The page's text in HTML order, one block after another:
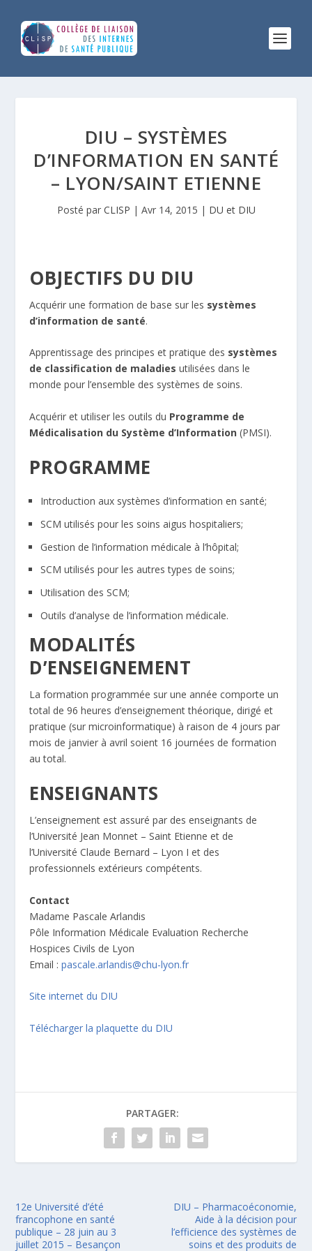
DIU – SYSTÈMES
D’INFORMATION EN SANTÉ
– LYON/SAINT ETIENNE
Posté par CLISP | Avr 14, 2015 | DU et DIU
OBJECTIFS DU DIU
Acquérir une formation de base sur les systèmes
d’information de santé.
Apprentissage des principes et pratique des systèmes
de classification de maladies utilisées dans le
monde pour l’ensemble des systèmes de soins.
Acquérir et utiliser les outils du Programme de
Médicalisation du Système d’Information (PMSI).
PROGRAMME
Introduction aux systèmes d’information en santé;
SCM utilisés pour les soins aigus hospitaliers;
Gestion de l’information médicale à l’hôpital;
SCM utilisés pour les autres types de soins;
Utilisation des SCM;
Outils d’analyse de l’information médicale.
MODALITÉS
D’ENSEIGNEMENT
La formation programmée sur une année comporte un
total de 96 heures d’enseignement théorique, dirigé et
pratique (sur microinformatique) à raison de 4 jours par
mois de janvier à avril soient 16 journées de formation
au total.
ENSEIGNANTS
L’enseignement est assuré par des enseignants de
l’Université Jean Monnet – Saint Etienne et de
l’Université Claude Bernard – Lyon I et des
professionnels extérieurs compétents.
Contact
Madame Pascale Arlandis
Pôle Information Médicale Evaluation Recherche
Hospices Civils de Lyon
Email :pascale.arlandis@chu-lyon.fr
Site internet du DIU
Télécharger la plaquette du DIU
PARTAGER:
12e Université d’été
francophone en santé
publique – 28 juin au 3
juillet 2015 – Besançon
DIU – Pharmacoéconomie,
Aide à la décision pour
l’efficience des systèmes de
soins et des produits de